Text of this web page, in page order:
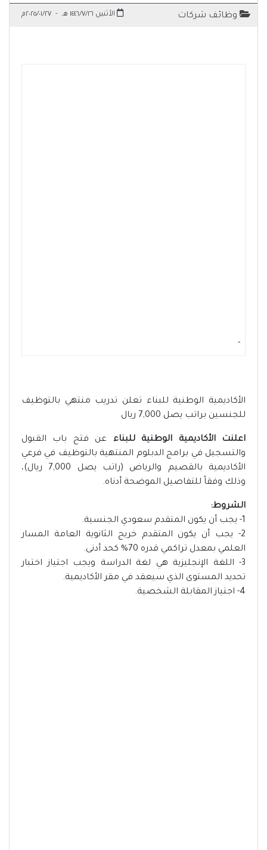
وظائف شركات الأثنين ١٤٤٦/٧/٢٦ هـ - ٢٠٢٥/٠١/٢٧م
-
الأكاديمية الوطنية للبناء تعلن تدريب منتهي بالتوظيف
للجنسين براتب يصل 7,000 ريال
اعلنت الأكاديمية الوطنية للبناء عن فتح باب القبول
والتسجيل في برامج الدبلوم المنتهية بالتوظيف في فرعي
الأكاديمية بالقصيم والرياض (راتب يصل 7,000 ريال)،
وذلك وفقاً للتفاصيل الموضحة أدناه.
الشروط:
1- يجب أن يكون المتقدم سعودي الجنسية.
2- يجب أن يكون المتقدم خريج الثانوية العامة المسار
العلمي بمعدل تراكمي قدره 70% كحد أدنى.
3- اللغة الإنجليزية هي لغة الدراسة ويجب اجتياز اختبار
تحديد المستوى الذي سيعقد في مقر الأكاديمية.
4- اجتياز المقابلة الشخصية.